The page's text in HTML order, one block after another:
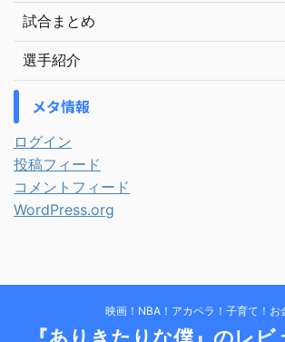
試合まとめ
選手紹介
メタ情報
ログイン
投稿フィード
コメントフィード
WordPress.org
映画！NBA！アカペラ！子育て！お